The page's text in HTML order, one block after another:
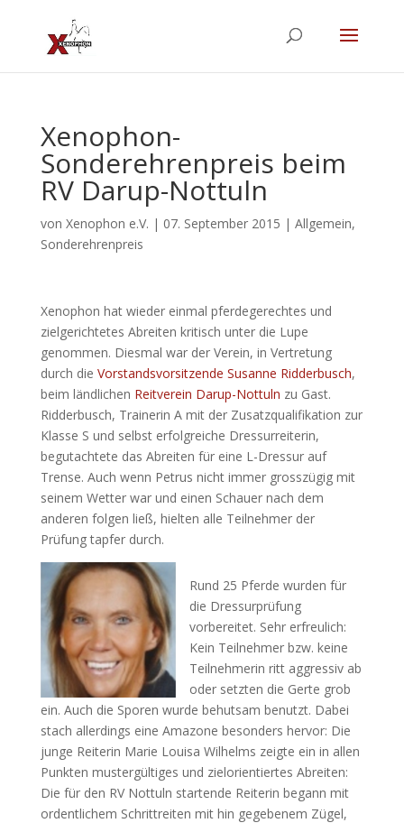
Xenophon-
Sonderehrenpreis beim
RV Darup-Nottuln
von Xenophon e.V. | 07. September 2015 | Allgemein,
Sonderehrenpreis
Xenophon hat wieder einmal pferdegerechtes und
zielgerichtetes Abreiten kritisch unter die Lupe
genommen. Diesmal war der Verein, in Vertretung
durch die Vorstandsvorsitzende Susanne Ridderbusch,
beim ländlichen Reitverein Darup-Nottuln zu Gast.
Ridderbusch, Trainerin A mit der Zusatzqualifikation zur
Klasse S und selbst erfolgreiche Dressurreiterin,
begutachtete das Abreiten für eine L-Dressur auf
Trense. Auch wenn Petrus nicht immer grosszügig mit
seinem Wetter war und einen Schauer nach dem
anderen folgen ließ, hielten alle Teilnehmer der
Prüfung tapfer durch.
Rund 25 Pferde wurden für
die Dressurprüfung
vorbereitet. Sehr erfreulich:
Kein Teilnehmer bzw. keine
Teilnehmerin ritt aggressiv ab
oder setzten die Gerte grob
ein. Auch die Sporen wurde behutsam benutzt. Dabei
stach allerdings eine Amazone besonders hervor: Die
junge Reiterin Marie Louisa Wilhelms zeigte ein in allen
Punkten mustergültiges und zielorientiertes Abreiten:
Die für den RV Nottuln startende Reiterin begann mit
ordentlichem Schrittreiten mit hin gegebenem Zügel,